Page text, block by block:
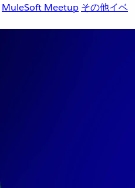
MuleSoft Meetup その他イベ